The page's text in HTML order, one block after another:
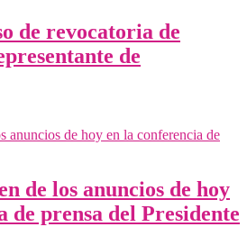
de revocatoria de
de
de los anuncios de hoy
de prensa del Presidente